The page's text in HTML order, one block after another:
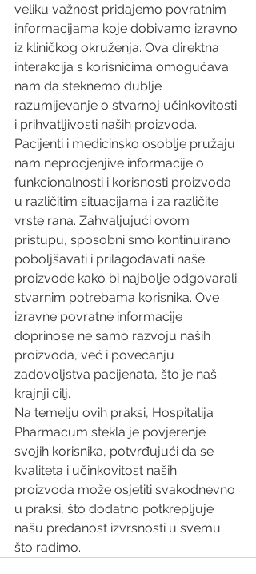
veliku važnost pridajemo povratnim
informacijama koje dobivamo izravno
iz kliničkog okruženja. Ova direktna
interakcija s korisnicima omogućava
nam da steknemo dublje
razumijevanje o stvarnoj učinkovitosti
i prihvatljivosti naših proizvoda.
Pacijenti i medicinsko osoblje pružaju
nam neprocjenjive informacije o
funkcionalnosti i korisnosti proizvoda
u različitim situacijama i za različite
vrste rana. Zahvaljujući ovom
pristupu, sposobni smo kontinuirano
poboljšavati i prilagođavati naše
proizvode kako bi najbolje odgovarali
stvarnim potrebama korisnika. Ove
izravne povratne informacije
doprinose ne samo razvoju naših
proizvoda, već i povećanju
zadovoljstva pacijenata, što je naš
krajnji cilj.
Na temelju ovih praksi, Hospitalija
Pharmacum stekla je povjerenje
svojih korisnika, potvrđujući da se
kvaliteta i učinkovitost naših
proizvoda može osjetiti svakodnevno
u praksi, što dodatno potkrepljuje
našu predanost izvrsnosti u svemu
što radimo.